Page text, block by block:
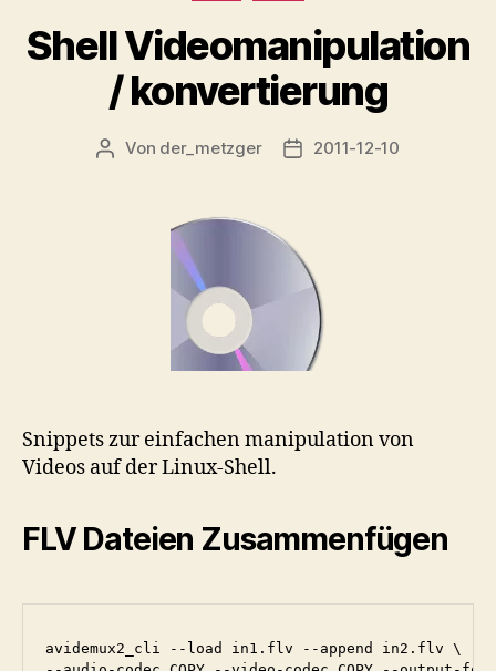
Shell Videomanipulation
/ konvertierung
Beitragsautor
Von der_metzger Veröffentlichungsdatum
2011-12-10
Snippets zur einfachen manipulation von
Videos auf der Linux-Shell.
FLV Dateien Zusammenfügen
avidemux2_cli --load in1.flv --append in2.flv \